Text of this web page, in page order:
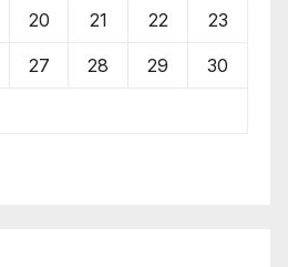
20 21 22 23
27 28 29 30